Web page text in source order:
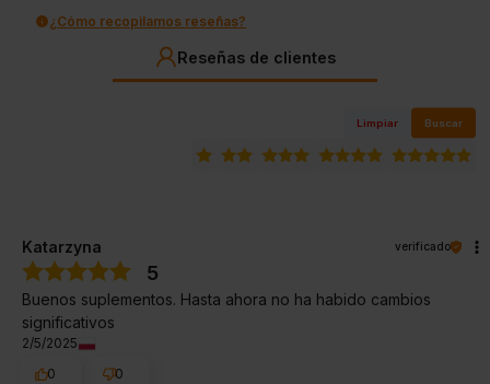
¿Cómo recopilamos reseñas?
Reseñas de clientes
Limpiar Buscar
Katarzyna verificado
5
Buenos suplementos. Hasta ahora no ha habido cambios
significativos
2/5/2025
0
0